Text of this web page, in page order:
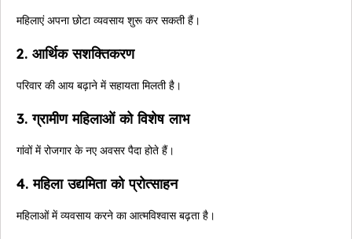
महिलाएं अपना छोटा व्यवसाय शुरू कर सकती हैं।
2. आर्थिक सशक्तिकरण
परिवार की आय बढ़ाने में सहायता मिलती है।
3. ग्रामीण महिलाओं को विशेष लाभ
गांवों में रोजगार के नए अवसर पैदा होते हैं।
4. महिला उद्यमिता को प्रोत्साहन
महिलाओं में व्यवसाय करने का आत्मविश्वास बढ़ता है।